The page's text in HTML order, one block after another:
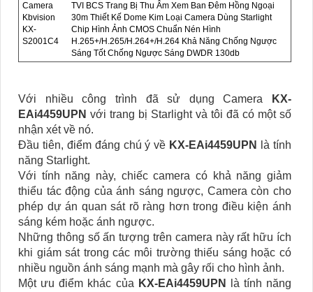
Camera
Kbvision
KX-
S2001C4
TVI BCS Trang Bị Thu Âm Xem Ban Đêm Hồng Ngoại
30m Thiết Kế Dome Kim Loại Camera Dùng Starlight
Chip Hình Ảnh CMOS Chuẩn Nén Hình
H.265+/H.265/H.264+/H.264 Khả Năng Chống Ngược
Sáng Tốt Chống Ngược Sáng DWDR 130db
Với nhiều công trình đã sử dụng Camera
KX-
EAi4459UPN với trang bị Starlight và tôi đã có một số
nhận xét về nó.
Đầu tiên, điểm đáng chú ý về KX-EAi4459UPN
là tính
năng Starlight.
Với tính năng này, chiếc camera có khả năng giảm
thiểu tác động của ánh sáng ngược, Camera còn cho
phép dự án quan sát rõ ràng hơn trong điều kiện ánh
sáng kém hoặc ánh ngược.
Những thông số ấn tượng trên camera này rất hữu ích
khi giám sát trong các môi trường thiếu sáng hoặc có
nhiều nguồn ánh sáng mạnh mà gây rối cho hình ảnh.
Một ưu điểm khác của KX-EAi4459UPN
là tính năng